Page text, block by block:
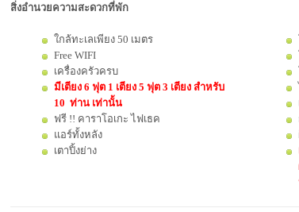
สิ่งอำนวยความสะดวกที่พัก
ใกล้ทะเลเพียง 50 เมตร
Free WIFI
เครื่องครัวครบ
มีเตียง 6 ฟุต 1 เตียง 5 ฟุต 3 เตียง สำหรับ
10 ท่าน เท่านั้น
ฟรี !! คาราโอเกะ ไฟเธค
แอร์ทั้งหลัง
เตาปิ้งย่าง